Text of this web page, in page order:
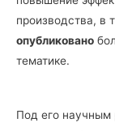
производства, в
опубликовано
тематике.
Под его научным